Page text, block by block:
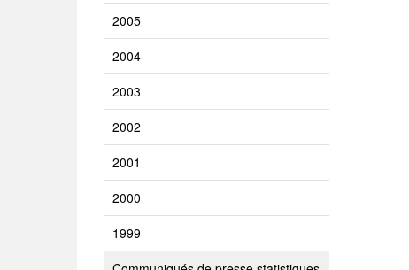
2005
2004
2003
2002
2001
2000
1999